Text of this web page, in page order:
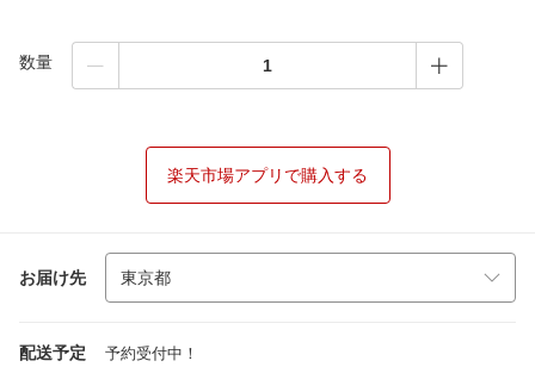
数量
楽天市場アプリで購入する
お届け先
配送予定 予約受付中！